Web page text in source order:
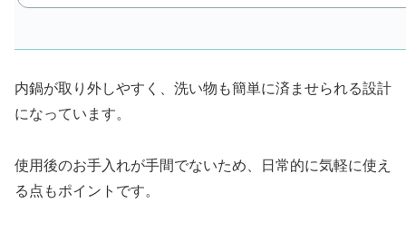
内鍋が取り外しやすく、洗い物も簡単に済ませられる設計
になっています。
使用後のお手入れが手間でないため、日常的に気軽に使え
る点もポイントです。